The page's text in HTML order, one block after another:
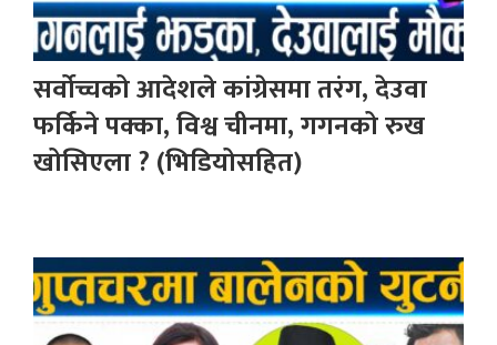
सर्वोच्चको आदेशले कांग्रेसमा तरंग, देउवा
फर्किने पक्का, विश्व चीनमा, गगनको रुख
खोसिएला ? (भिडियोसहित)